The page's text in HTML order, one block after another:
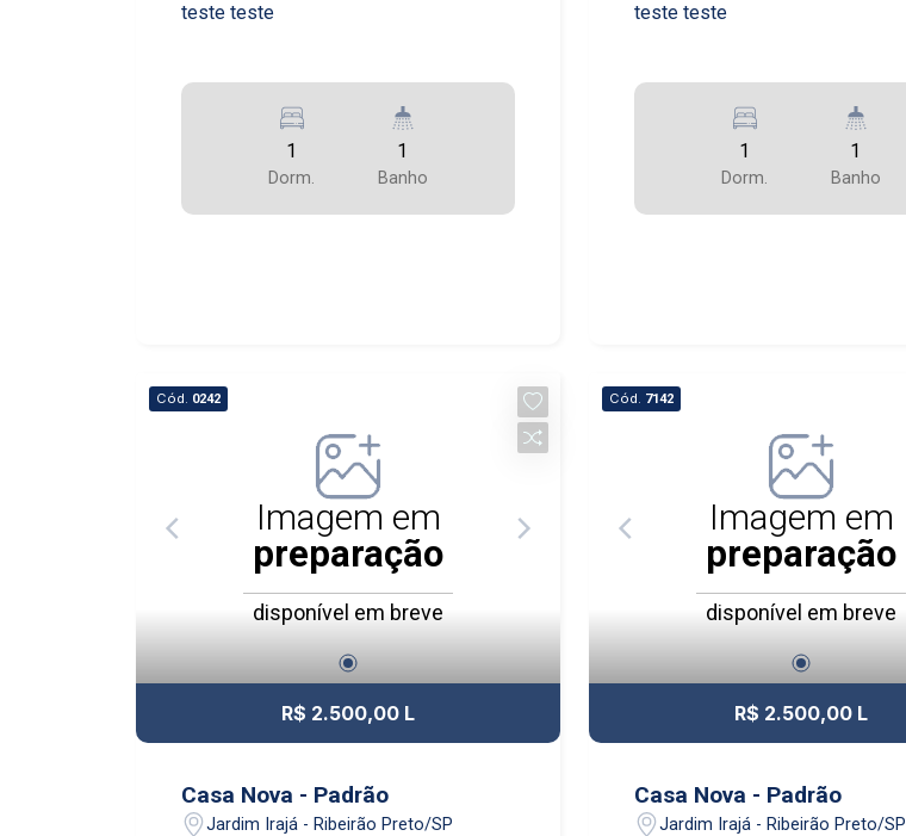
teste teste
1
Dorm.
1
Banho
teste teste
1
Dorm.
1
Banho
Cód. 0242
Imagem em
preparação
disponível em breve
R$ 2.500,00 L
Casa Nova - Padrão
Jardim Irajá - Ribeirão Preto/SP
Cód. 7142
Imagem em
preparação
disponível em breve
R$ 2.500,00 L
Casa Nova - Padrão
Jardim Irajá - Ribeirão Preto/SP